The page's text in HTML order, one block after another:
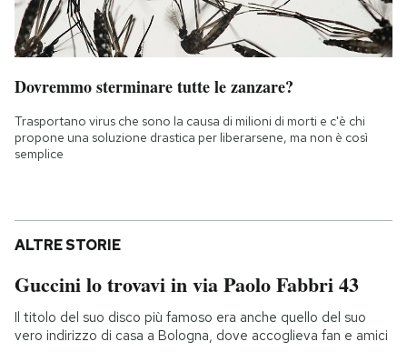
Dovremmo sterminare tutte le zanzare?
Trasportano virus che sono la causa di milioni di morti e c'è chi
propone una soluzione drastica per liberarsene, ma non è così
semplice
ALTRE STORIE
Guccini lo trovavi in via Paolo Fabbri 43
Il titolo del suo disco più famoso era anche quello del suo
vero indirizzo di casa a Bologna, dove accoglieva fan e amici